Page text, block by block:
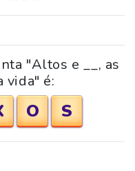
"Altos e __, as
vida" é:
O S